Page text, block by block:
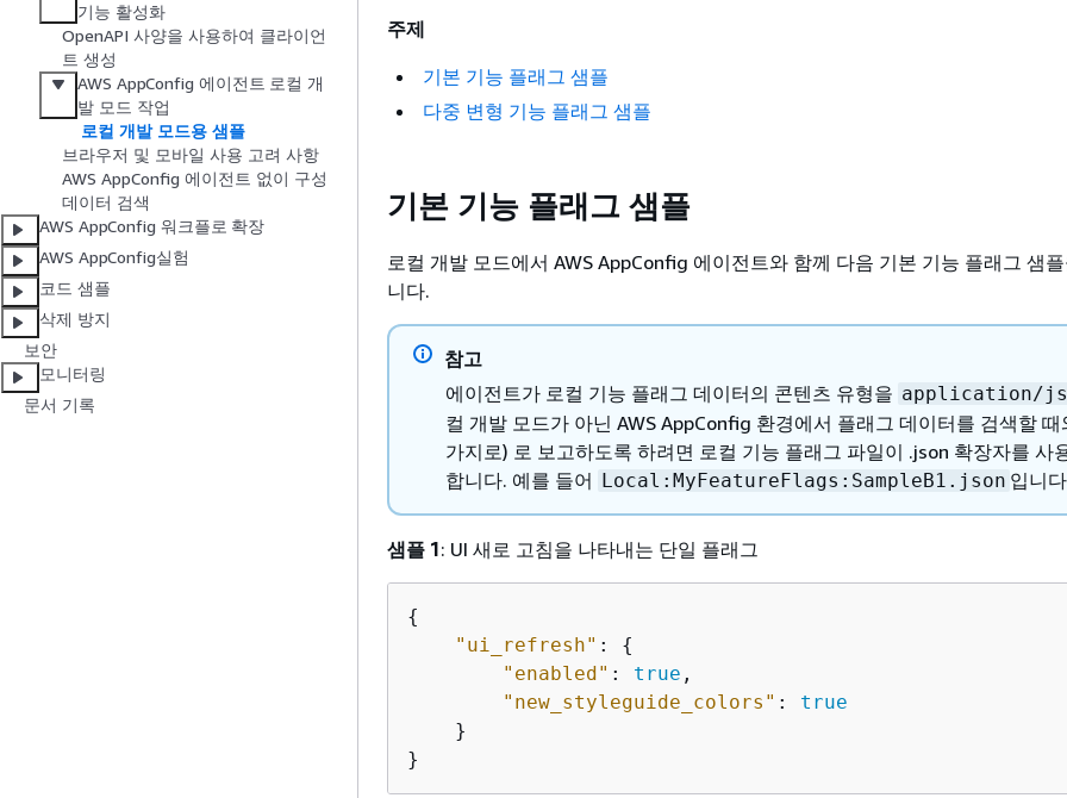
기능 활성화
OpenAPI 사양을 사용하여 클라이언
트 생성
AWS AppConfig 에이전트 로컬 개
발 모드 작업
로컬 개발 모드용 샘플
브라우저 및 모바일 사용 고려 사항
AWS AppConfig 에이전트 없이 구성
데이터 검색
AWS AppConfig 워크플로 확장
AWS AppConfig실험
코드 샘플
삭제 방지
보안
모니터링
문서 기록
주제
기본 기능 플래그 샘플
다중 변형 기능 플래그 샘플
기본 기능 플래그 샘플
로컬 개발 모드에서 AWS AppConfig 에이전트와 함께 다음 기본 기능 플래그 샘
니다.
참고
에이전트가 로컬 기능 플래그 데이터의 콘텐츠 유형을 application/
컬 개발 모드가 아닌 AWS AppConfig 환경에서 플래그 데이터를 검색할 때
가지로) 로 보고하도록 하려면 로컬 기능 플래그 파일이 .json 확장자를 사
합니다. 예를 들어 Local:MyFeatureFlags:SampleB1.json 입니
샘플 1: UI 새로 고침을 나타내는 단일 플래그
{
"ui_refresh" : {
"enabled" : true ,
"new_styleguide_colors" : true
    }
}